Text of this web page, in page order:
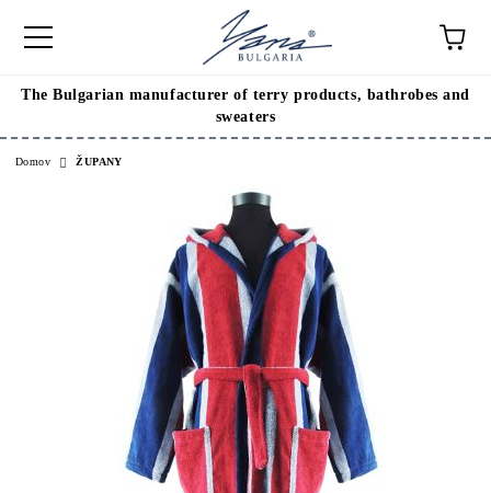
The Bulgarian manufacturer of terry products, bathrobes and
sweaters
Domov ŽUPANY